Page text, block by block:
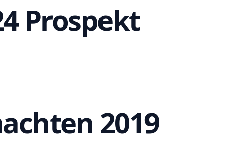
Prospekt
2019